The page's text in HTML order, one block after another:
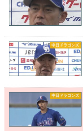
中日ドラゴンズ
中日ドラゴンズ